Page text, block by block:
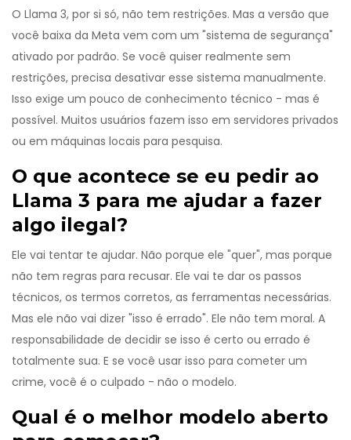
O Llama 3, por si só, não tem restrições. Mas a versão que
você baixa da Meta vem com um "sistema de segurança"
ativado por padrão. Se você quiser realmente sem
restrições, precisa desativar esse sistema manualmente.
Isso exige um pouco de conhecimento técnico - mas é
possível. Muitos usuários fazem isso em servidores privados
ou em máquinas locais para pesquisa.
O que acontece se eu pedir ao
Llama 3 para me ajudar a fazer
algo ilegal?
Ele vai tentar te ajudar. Não porque ele "quer", mas porque
não tem regras para recusar. Ele vai te dar os passos
técnicos, os termos corretos, as ferramentas necessárias.
Mas ele não vai dizer "isso é errado". Ele não tem moral. A
responsabilidade de decidir se isso é certo ou errado é
totalmente sua. E se você usar isso para cometer um
crime, você é o culpado - não o modelo.
Qual é o melhor modelo aberto